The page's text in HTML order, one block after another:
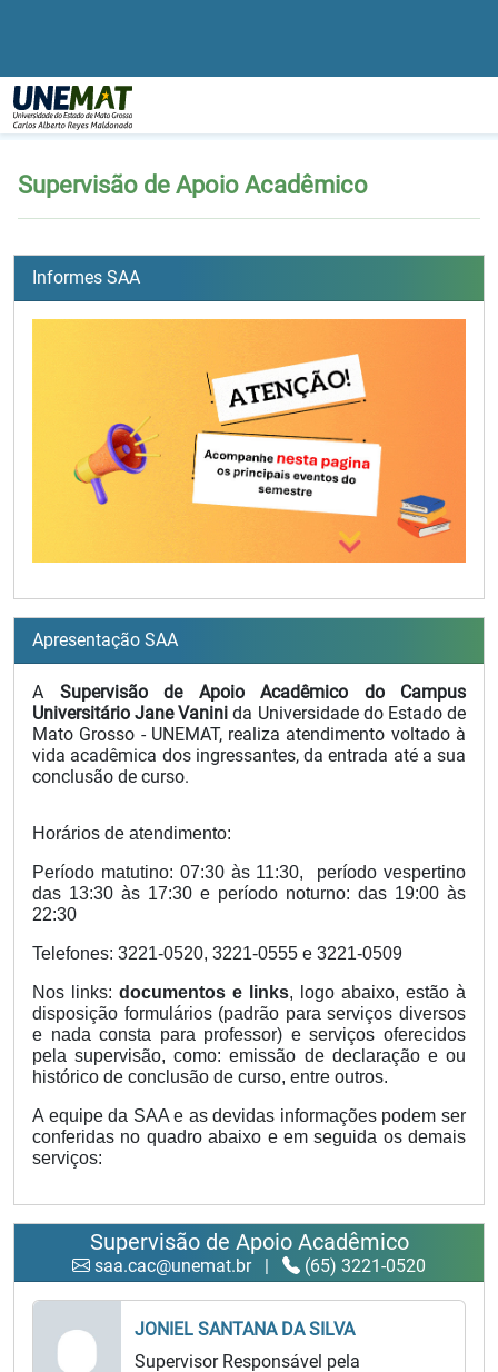
Página Inicial
Supervisão de Apoio Acadêmico
Informes SAA
Apresentação SAA
A Supervisão de Apoio Acadêmico do Campus
Universitário Jane Vanini da Universidade do Estado de
Mato Grosso - UNEMAT, realiza atendimento voltado à
vida acadêmica dos ingressantes, da entrada até a sua
conclusão de curso.
Horários de atendimento:
Período matutino: 07:30 às 11:30,  período vespertino
das 13:30 às 17:30 e período noturno: das 19:00 às
22:30
Telefones: 3221-0520, 3221-0555 e 3221-0509
Nos links: documentos e links, logo abaixo, estão à
disposição formulários (padrão para serviços diversos
e nada consta para professor) e serviços oferecidos
pela supervisão, como: emissão de declaração e ou
histórico de conclusão de curso, entre outros.
A equipe da SAA e as devidas informações podem ser
conferidas no quadro abaixo e em seguida os demais
serviços:
Supervisão de Apoio Acadêmico
saa.cac@unemat.br (65) 3221-0520
JONIEL SANTANA DA SILVA
Supervisor Responsável pela